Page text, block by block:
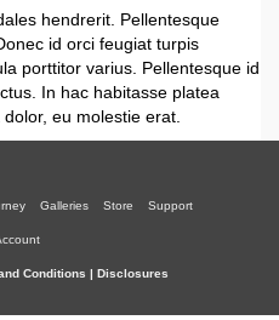
hendrerit. Pellentesque
id orci feugiat turpis
porttitor varius. Pellentesque id
In hac habitasse platea
eu molestie erat.
Galleries Store Support
Conditions | Disclosures